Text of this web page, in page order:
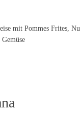
mit Pommes Frites,